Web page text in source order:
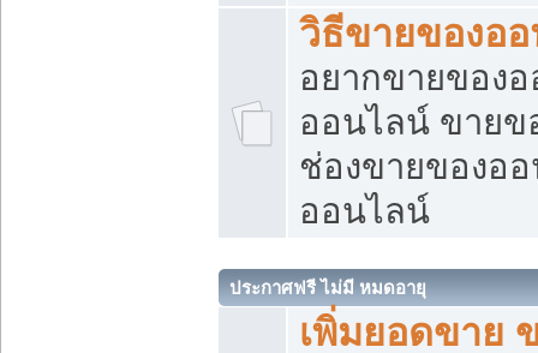
วิธีขายของอ
อยากขายของ
ออนไลน์ ขายข
ช่องขายของอ
ออนไลน์
ประกาศฟรี ไม่มี หมดอายุ
เพิ่มยอดขาย